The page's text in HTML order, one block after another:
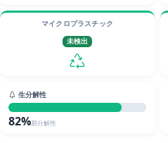
マイクロプラスチック
未検出
生分解性
82%易分解性